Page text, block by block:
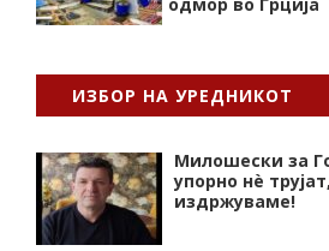
ИЗБОР НА УРЕДНИКОТ
Милошески за
упорно нѐ
издржуваме!